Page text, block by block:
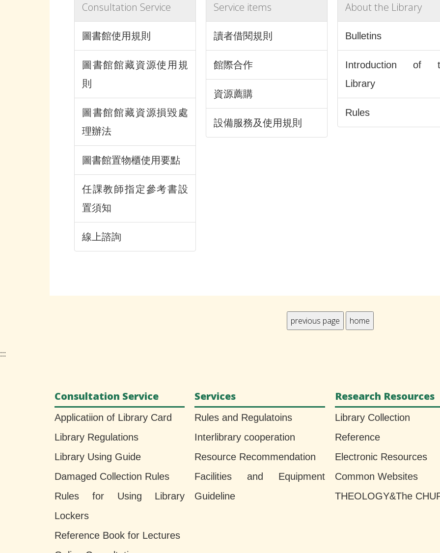
Consultation Service
圖書館使用規則
圖書館館藏資源使用規
則
圖書館館藏資源損毀處
理辦法
圖書館置物櫃使用要點
任課教師指定參考書設
置須知
線上諮詢
Service items
讀者借閱規則
館際合作
資源薦購
設備服務及使用規則
About the Library
Bulletins
Introduction of
Library
Rules
:::
Consultation Service
Applicatiion of Library Card
Library Regulations
Library Using Guide
Damaged Collection Rules
Rules for Using Library
Lockers
Reference Book for Lectures
Services
Rules and Regulatoins
Interlibrary cooperation
Resource Recommendation
Facilities and Equipment
Guideline
Research Resources
Library Collection
Reference
Electronic Resources
Common Websites
THEOLOGY&The